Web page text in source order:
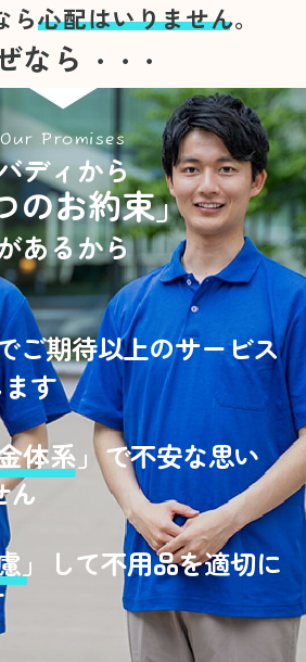
ら心配はいりません。
なら ・・・
Our Promises
ディから
のお約束」
あるから
ご期待以上のサービス
す
体系」で不安な思い
ん
して不用品を適切に